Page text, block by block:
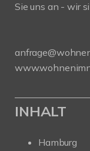
Sie uns an - wir
INHALT
Hamburg